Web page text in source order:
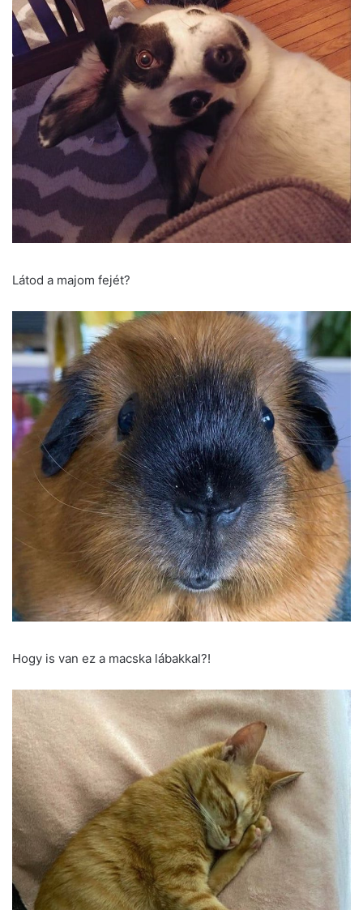
Látod a majom fejét?
Hogy is van ez a macska lábakkal?!